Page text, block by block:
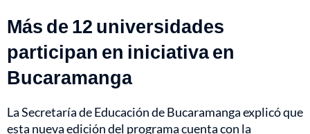
Más de 12 universidades
participan en iniciativa en
Bucaramanga
La Secretaría de Educación de Bucaramanga explicó que
esta nueva edición del programa cuenta con la